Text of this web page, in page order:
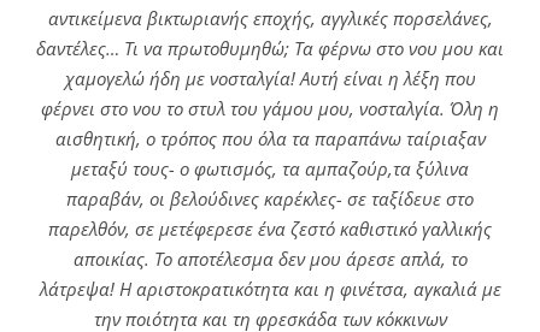
αντικείμενα βικτωριανής εποχής, αγγλικές πορσελάνες,
δαντέλες… Τι να πρωτοθυμηθώ; Τα φέρνω στο νου μου και
χαμογελώ ήδη με νοσταλγία! Αυτή είναι η λέξη που
φέρνει στο νου το στυλ του γάμου μου, νοσταλγία. Όλη η
αισθητική, ο τρόπος που όλα τα παραπάνω ταίριαξαν
μεταξύ τους- ο φωτισμός, τα αμπαζούρ,τα ξύλινα
παραβάν, οι βελούδινες καρέκλες- σε ταξίδευε στο
παρελθόν, σε μετέφερεσε ένα ζεστό καθιστικό γαλλικής
αποικίας. Το αποτέλεσμα δεν μου άρεσε απλά, το
λάτρεψα! Η αριστοκρατικότητα και η φινέτσα, αγκαλιά με
την ποιότητα και τη φρεσκάδα των κόκκινων